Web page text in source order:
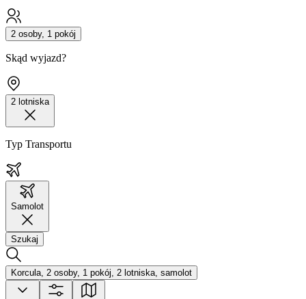
2 osoby, 1 pokój
Skąd wyjazd?
2 lotniska
Typ Transportu
Samolot
Szukaj
Korcula, 2 osoby, 1 pokój, 2 lotniska, samolot